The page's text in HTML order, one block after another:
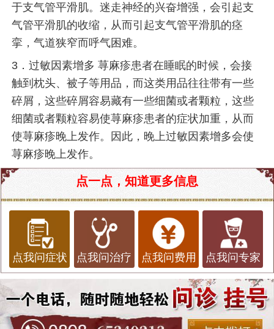
于支气管平滑肌。迷走神经的兴奋增强，会引起支
气管平滑肌的收缩，从而引起支气管平滑肌的痉
挛，气道狭窄而呼气困难。
3．过敏因素增多 荨麻疹患者在睡眠的时候，会接
触到枕头、被子等用品，而这类用品往往带有一些
碎屑，这些碎屑容易藏有一些细菌或者颗粒，这些
细菌或者颗粒容易使荨麻疹患者的症状加重，从而
使荨麻疹晚上发作。因此，晚上过敏因素增多会使
荨麻疹晚上发作。
点一点，知道更多信息
点我问症状 点我问治疗 点我问费用 点我问专家